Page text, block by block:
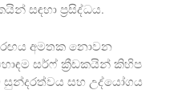
සඳහා ප්‍රසිද්ධය.
අමතක නොවන
සර්ෆ් ක්‍රීඩකයින් කිහිප
සුන්දරත්වය සහ උද්යෝගය